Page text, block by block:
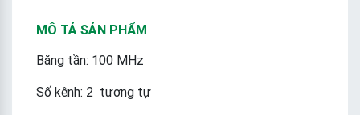
MÔ TẢ SẢN PHẨM
Băng tần: 100 MHz
Số kênh: 2 tương tự